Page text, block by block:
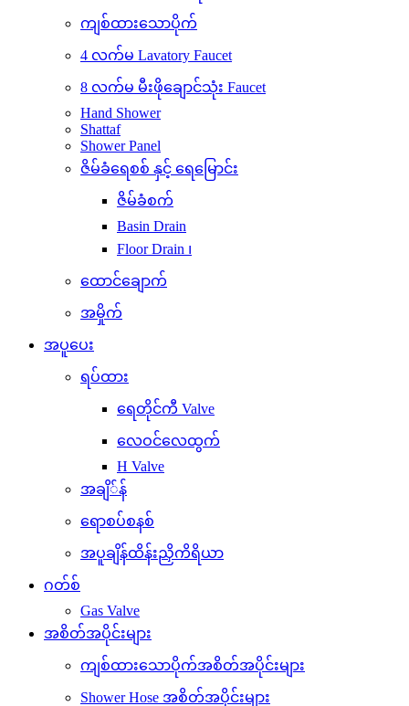
ကျစ်ထားသောပိုက်
4 လက်မ Lavatory Faucet
8 လက်မ မီးဖိုချောင်သုံး Faucet
Hand Shower
Shattaf
Shower Panel
ဇိမ်ခံရေစစ် နှင့် ရေမြောင်း
ဇိမ်ခံစက်
Basin Drain
Floor Drain ၊
ထောင်ချောက်
အမှိုက်
အပူပေး
ရပ်ထား
ရေတိုင်ကီ Valve
လေဝင်လေထွက်
H Valve
အချိ်န်
ရောစပ်စနစ်
အပူချိန်ထိန်းညှိကိရိယာ
ဂတ်စ်
Gas Valve
အစိတ်အပိုင်းများ
ကျစ်ထားသောပိုက်အစိတ်အပိုင်းများ
Shower Hose အစိတ်အပိုင်းများ